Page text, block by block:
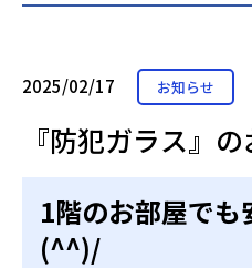
2025/02/17 お知らせ
『防犯ガラス』
1階のお部屋で
(^^)/